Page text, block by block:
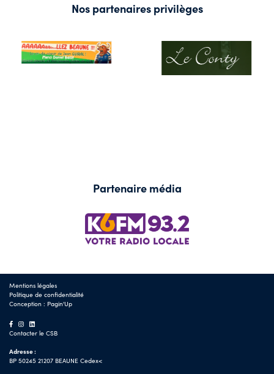
Nos partenaires privilèges
Partenaire média
Mentions légales
Politique de confidentialité
Conception : Pagin'Up
Contacter le CSB
Adresse :
BP 50245 21207 BEAUNE Cedex<